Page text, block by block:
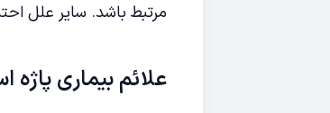
مرتبط باشد. سایر علل
علائم بیماری پاژه